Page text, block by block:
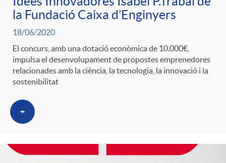
g
o
r
i
a
la Fundació Caixa d’Enginyers
18/06/2020
El concurs, amb una dotació econòmica de 10.000€,
impulsa el desenvolupament de propostes emprenedores
relacionades amb la ciència, la tecnologia, la innovació i la
sostenibilitat
+